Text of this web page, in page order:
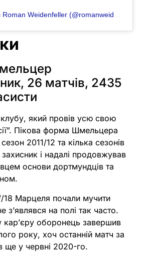
Допис, поширений Roman Weidenfeller (@romanweidenfeller)
26 матчів, 2435
який провів усю свою
Пікова форма Шмельцера
2011/12 та кілька сезонів
і надалі продовжував
основи дортмундців та
18 Марцеля почали мучити
з’являвся на полі так часто.
кар’єру оборонець завершив
року, хоч останній матч за
ще у червні 2020-го.